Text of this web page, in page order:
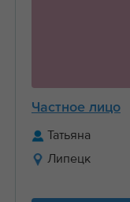
Частное лицо
Татьяна
Липецк